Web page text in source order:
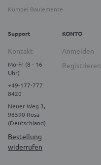
Kümpel Baulemente
Support
Kontakt
Mo-Fr (8 - 16
Uhr)
+49-177-777
8420
Neuer Weg 3,
98590 Rosa
(Deutschland)
Bestellung
widerrufen
KONTO
Anmelden
Registrieren